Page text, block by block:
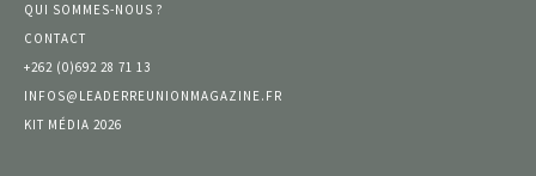
QUI SOMMES-NOUS ?
CONTACT
+262 (0)692 28 71 13
INFOS@LEADERREUNIONMAGAZINE.FR
KIT MÉDIA 2026